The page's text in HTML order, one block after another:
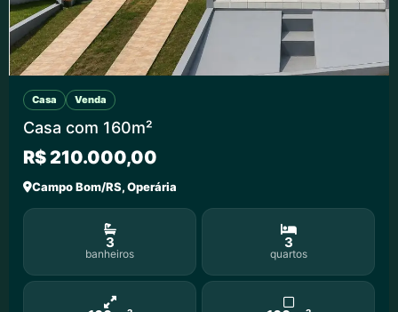
Casa Venda
Casa com 160m²
R$ 210.000,00
Campo Bom/RS, Operária
3
banheiros
3
quartos